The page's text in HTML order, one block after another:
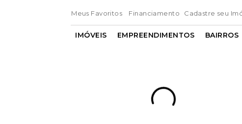
Meus Favoritos Financiamento Cadastre seu
IMÓVEIS EMPREENDIMENTOS BAIRROS